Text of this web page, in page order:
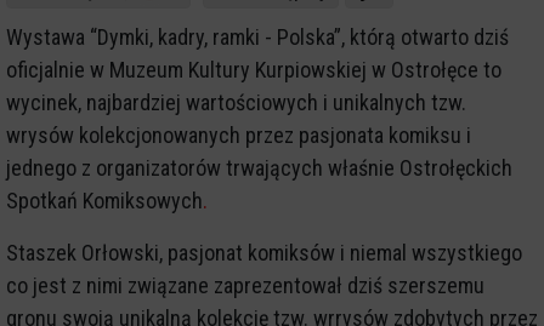
Wystawa “Dymki, kadry, ramki - Polska”, którą otwarto dziś
oficjalnie w Muzeum Kultury Kurpiowskiej w Ostrołęce to
wycinek, najbardziej wartościowych i unikalnych tzw.
wrysów kolekcjonowanych przez pasjonata komiksu i
jednego z organizatorów trwających właśnie Ostrołęckich
Spotkań Komiksowych.
Staszek Orłowski, pasjonat komiksów i niemal wszystkiego
co jest z nimi związane zaprezentował dziś szerszemu
gronu swoją unikalną kolekcję tzw. wrrysów zdobytych przez